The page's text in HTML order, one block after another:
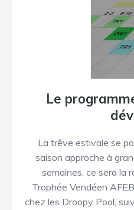
Le
La trêve estivale se
saison approche à
semaines, ce sera la
Trophée Vendéen
chez les Droopy Pool,